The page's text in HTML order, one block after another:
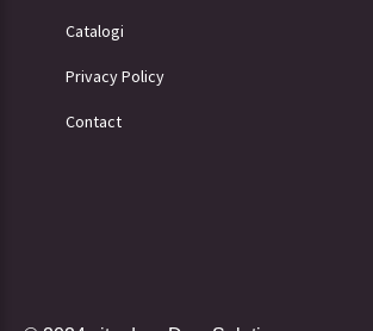
Catalogi
Privacy Policy
Contact